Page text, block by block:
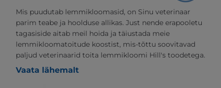
Mis puudutab lemmikloomasid, on Sinu veterinaar
parim teabe ja hoolduse allikas. Just nende erapooletu
tagasiside aitab meil hoida ja täiustada meie
lemmikloomatoitude koostist, mis-tõttu soovitavad
paljud veterinaarid toita lemmikloomi Hill's toodetega.
Vaata lähemalt